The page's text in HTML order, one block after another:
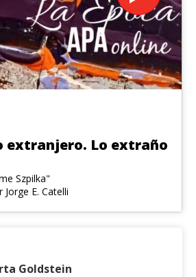
extranjero. Lo extraño
Szpilka"
E. Catelli
Goldstein